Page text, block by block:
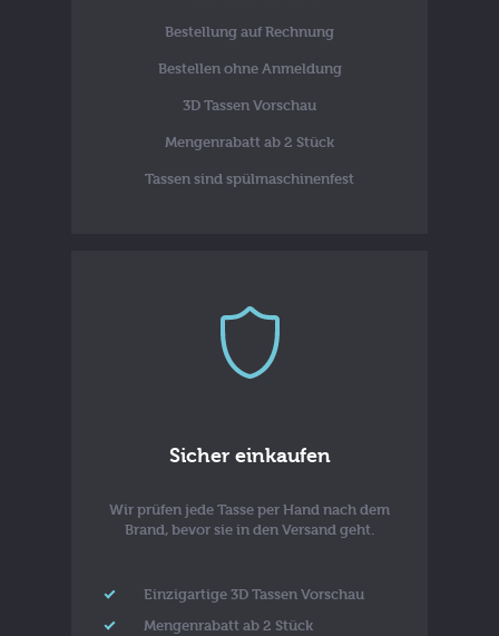
Bestellung auf Rechnung
Bestellen ohne Anmeldung
3D Tassen Vorschau
Mengenrabatt ab 2 Stück
Tassen sind spülmaschinenfest
Sicher einkaufen
Wir prüfen jede Tasse per Hand nach dem
Brand, bevor sie in den Versand geht.
Einzigartige 3D Tassen Vorschau
Mengenrabatt ab 2 Stück